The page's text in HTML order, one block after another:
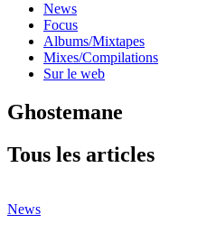
News
Focus
Albums/Mixtapes
Mixes/Compilations
Sur le web
Ghostemane
Tous les articles
News